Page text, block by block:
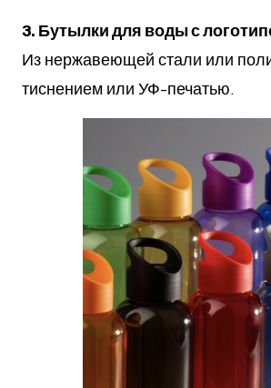
3. Бутылки для воды с
Из нержавеющей стали или
тиснением или УФ-печатью.